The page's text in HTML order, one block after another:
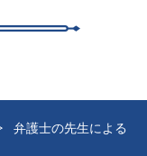
弁護士の先生による